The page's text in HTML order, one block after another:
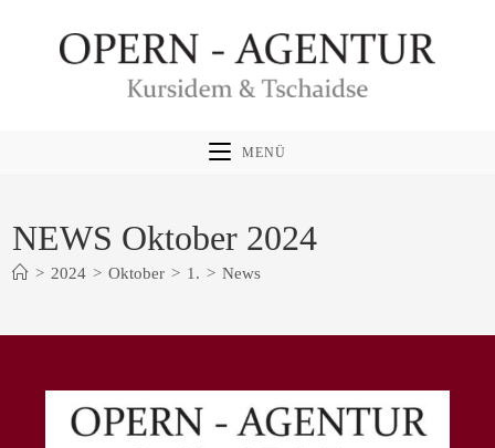
MENÜ
NEWS Oktober 2024
> 2024 > Oktober > 1. > News